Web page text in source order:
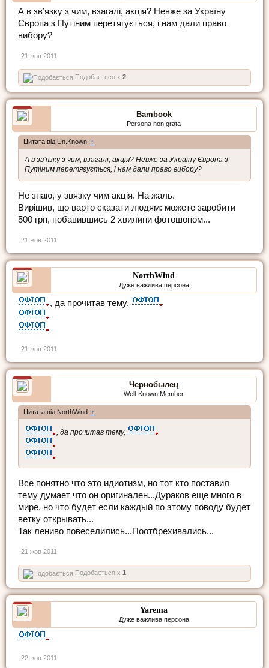
А в зв’язку з чим, взагалі, акція? Невже за Україну
Європа з Путіним перетягується, і нам дали право
вибору?
21 жов 2011
Подобається x 2
Bambook
Persona non grata
Цитата від Un.Known: ↑
А в зв’язку з чим, взагалі, акція? Невже за Україну Європа з
Путіним перетягується, і нам дали право вибору?
Не знаю, у звязку чим акція. На жаль.
Вирішив, що варто сказати людям: можете заробити
500 грн, побавившись 2 хвилини фотошопом...
21 жов 2011
NorthWind
Дуже важлива персона
, да прочитав тему,
21 жов 2011
Чернобылец
Well-Known Member
Цитата від NorthWind: ↑
, да прочитав тему,
Все понятно что это идиотизм, но тот кто поставил
тему думает что он оригинален...Дураков еще много в
мире, но что будет если каждый по этому поводу будет
ветку открывать...
Так лениво повеселились...Поотбрехивались...
21 жов 2011
Подобається x 1
Yarema
Дуже важлива персона
22 жов 2011